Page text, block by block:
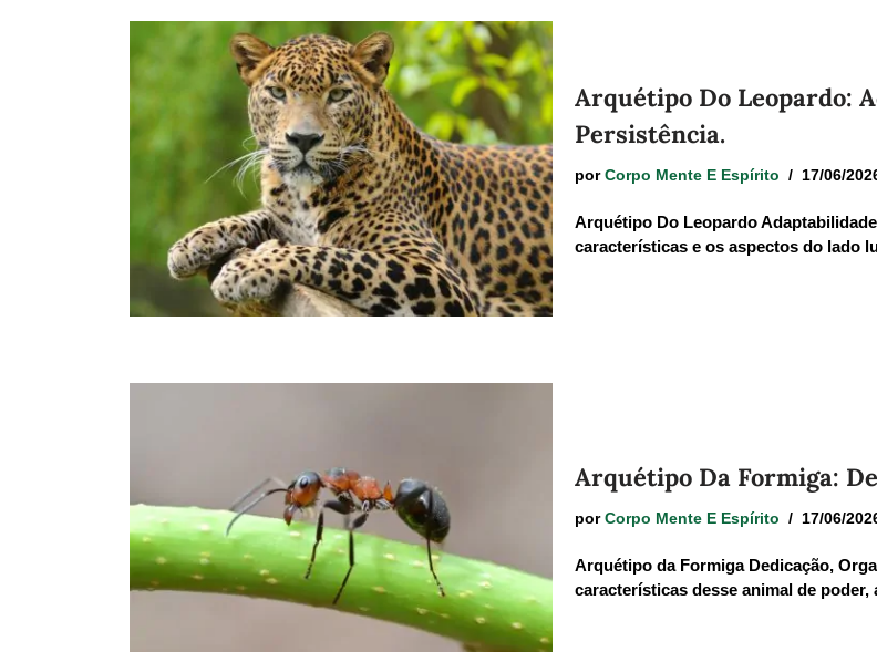
Arquétipo Do Leopardo:
Persistência.
por Corpo Mente E Espírito 17/06/
Arquétipo Do Leopardo
características e os aspectos do lado
Arquétipo Da Formiga:
por Corpo Mente E Espírito 17/06/
Arquétipo da Formiga Dedicação,
características desse animal de poder,